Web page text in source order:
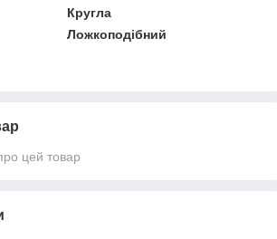
Кругла
Ложкоподібний
цей товар